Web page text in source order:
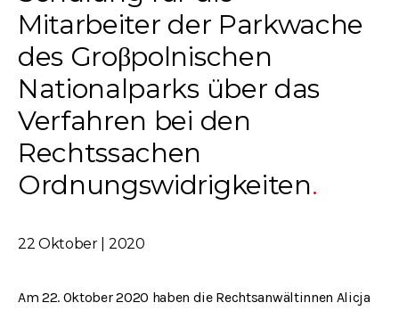
Mitarbeiter der Parkwache
des Groβpolnischen
Nationalparks über das
Verfahren bei den
Rechtssachen
Ordnungswidrigkeiten
22 Oktober | 2020
Am 22. Oktober 2020 haben die Rechtsanwältinnen Alicja